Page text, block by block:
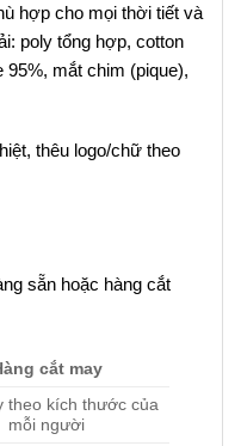
hợp cho mọi thời tiết và
poly tổng hợp, cotton
95%, mắt chim (pique),
thêu logo/chữ theo
sẵn hoặc hàng cắt
cắt may
theo kích thước của
mỗi người